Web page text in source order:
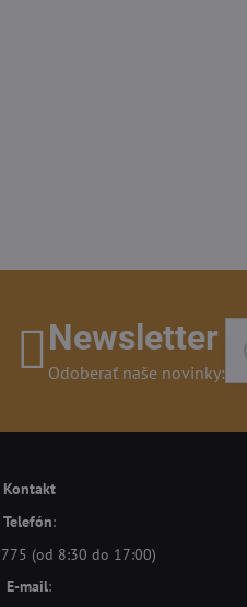
Newsletter
Odoberať naše novinky:
Kontakt
Telefón:
(od 8:30 do 17:00)
E-mail: